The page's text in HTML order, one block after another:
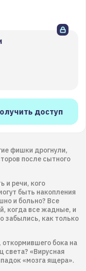
фишки дрогнули,
после сытного
и речи, кого
быть накопления
и больно? Все
когда все жадные, и
забылись, как только
бока на
«Вирусная
«мозга ящера».